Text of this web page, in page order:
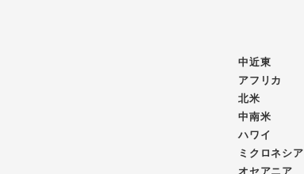
中近東
アフリカ
北米
中南米
ハワイ
ミクロネシア
オセアニア